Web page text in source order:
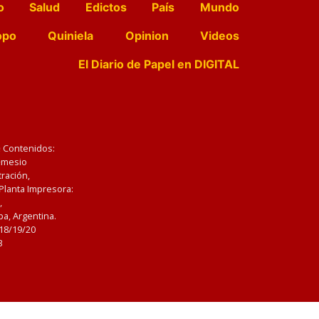
Salud Edictos País
Mundo
Quiniela Opinion
Videos
El Diario de Papel en DIGITAL
Impresora:
Argentina.
19/20